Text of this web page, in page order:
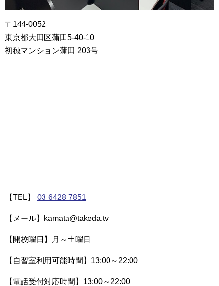
〒144-0052
東京都大田区蒲田5-40-10
初穂マンション蒲田 203号
【TEL】 03-6428-7851
【メール】kamata@takeda.tv
【開校曜日】月～土曜日
【自習室利用可能時間】13:00～22:00
【電話受付対応時間】13:00～22:00